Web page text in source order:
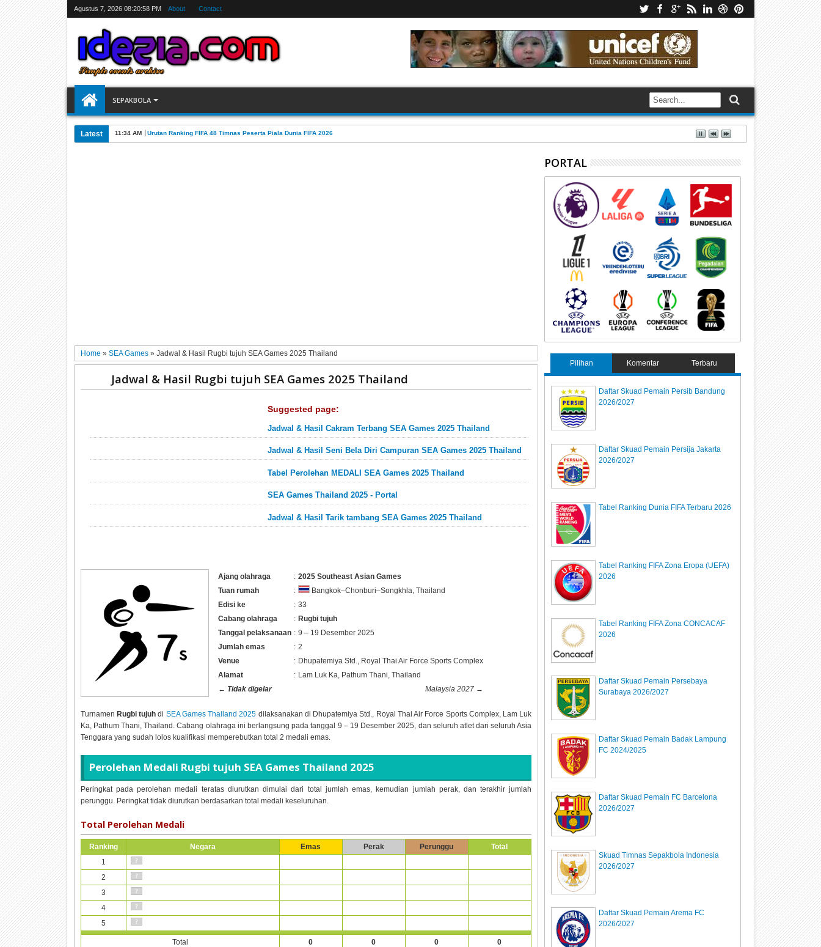
Agustus 7, 2026 08:20:59 PM About Contact
SEPAKBOLA
Latest 07:31 AM Jadwal Siarang Langsung TV Piala Dunia FIFA 2026
Home » SEA Games » Jadwal & Hasil Rugbi tujuh SEA Games 2025 Thailand
Jadwal & Hasil Rugbi tujuh SEA Games 2025 Thailand
Suggested page:
Jadwal & Hasil Cakram Terbang SEA Games 2025 Thailand
Jadwal & Hasil Seni Bela Diri Campuran SEA Games 2025 Thailand
Tabel Perolehan MEDALI SEA Games 2025 Thailand
SEA Games Thailand 2025 - Portal
Jadwal & Hasil Tarik tambang SEA Games 2025 Thailand
Ajang olahraga : 2025 Southeast Asian Games
Tuan rumah
:
Bangkok–Chonburi–Songkhla, Thailand
Edisi ke
: 33
Cabang olahraga
: Rugbi tujuh
Tanggal pelaksanaan : 9 – 19 Desember 2025
Jumlah emas
: 2
Venue
: Dhupatemiya Std., Royal Thai Air Force Sports Complex
Alamat
: Lam Luk Ka, Pathum Thani, Thailand
← Tidak digelar Malaysia 2027→
Turnamen Rugbi tujuh di SEA Games Thailand 2025 dilaksanakan di Dhupatemiya Std., Royal Thai Air Force Sports Complex, Lam Luk
Ka, Pathum Thani, Thailand. Cabang olahraga ini berlangsung pada tanggal 9 – 19 Desember 2025, dan seluruh atlet dari seluruh Asia
Tenggara yang sudah lolos kualifikasi memperebutkan total 2 medali emas.
Perolehan Medali Rugbi tujuh SEA Games Thailand 2025
Peringkat pada perolehan medali teratas diurutkan dimulai dari total jumlah emas, kemudian jumlah perak, dan terakhir jumlah
perunggu. Peringkat tidak diurutkan berdasarkan total medali keseluruhan.
Total Perolehan Medali
Ranking Negara Emas Perak Perunggu
Total
1
2
3
4
5
Total 0 0 0 0
PORTAL
Pilihan Komentar Terbaru
Daftar Skuad Pemain Persib Bandung
2026/2027
Daftar Skuad Pemain Persija Jakarta
2026/2027
Tabel Ranking Dunia FIFA Terbaru 2026
Tabel Ranking FIFA Zona Eropa (UEFA)
2026
Tabel Ranking FIFA Zona CONCACAF
2026
Daftar Skuad Pemain Persebaya
Surabaya 2026/2027
Daftar Skuad Pemain Badak Lampung
FC 2024/2025
Daftar Skuad Pemain FC Barcelona
2026/2027
Skuad Timnas Sepakbola Indonesia
2026/2027
Daftar Skuad Pemain Arema FC
2026/2027